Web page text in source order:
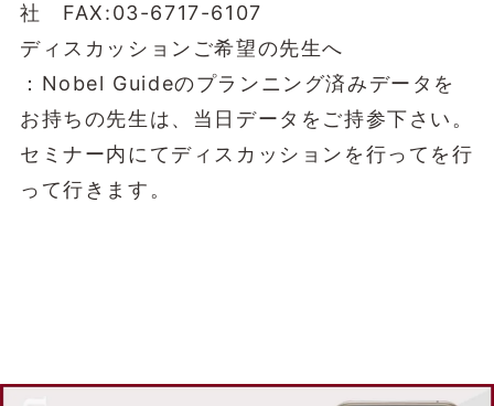
社 FAX:03-6717-6107
ディスカッションご希望の先生へ
：Nobel Guideのプランニング済みデータを
お持ちの先生は、当日データをご持参下さい。
セミナー内にてディスカッションを行ってを行
って行きます。